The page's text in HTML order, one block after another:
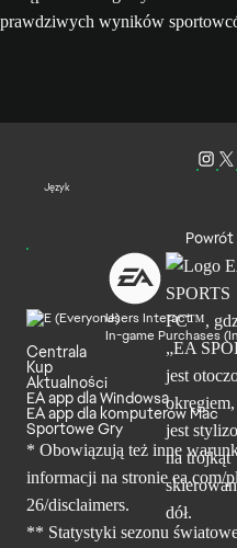
prawdziwych wyników
Język
Powrót
Users Interact
In-game Purchases
Centrala
Kup
Aktualności
EA app dla Windowsa
EA app dla komputerów Mac
Sportowe Gry
* Obowiązują też inne
informacji na stronie ea.com/
26/disclaimers.
** Statystyki sezonu